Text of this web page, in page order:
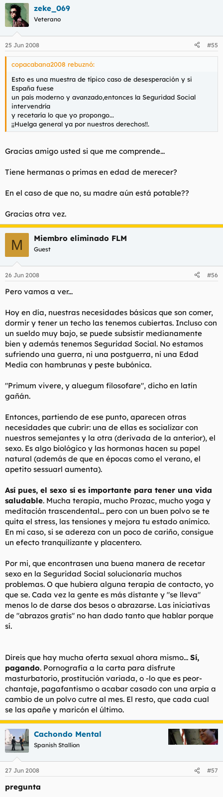
zeke_069
Veterano
25 Jun 2008 #55
copacabana2008 rebuznó:
Esto es una muestra de típico caso de desesperación y si
España fuese
un país moderno y avanzado,entonces la Seguridad Social
intervendría
y recetaría lo que yo propongo...
¡¡Huelga general ya por nuestros derechos!!.
Gracias amigo usted si que me comprende...
Tiene hermanas o primas en edad de merecer?
En el caso de que no, su madre aún está potable??
Gracias otra vez.
M Miembro eliminado FLM
Guest
26 Jun 2008 #56
Pero vamos a ver...
Hoy en día, nuestras necesidades básicas que son comer,
dormir y tener un techo las tenemos cubiertas. Incluso con
un sueldo muy bajo, se puede subsistir medianamente
bien y además tenemos Seguridad Social. No estamos
sufriendo una guerra, ni una postguerra, ni una Edad
Media con hambrunas y peste bubónica.
"Primum vivere, y aluegum filosofare", dicho en latín
gañán.
Entonces, partiendo de ese punto, aparecen otras
necesidades que cubrir: una de ellas es socializar con
nuestros semejantes y la otra (derivada de la anterior), el
sexo. Es algo biológico y las hormonas hacen su papel
natural (además de que en épocas como el verano, el
apetito sessuarl aumenta).
Así pues, el sexo sí es importante para tener una vida
saludable. Mucha terapia, mucho Prozac, mucho yoga y
meditación trascendental... pero con un buen polvo se te
quita el stress, las tensiones y mejora tu estado anímico.
En mi caso, si se adereza con un poco de cariño, consigue
un efecto tranquilizante y placentero.
Por mi, que encontrasen una buena manera de recetar
sexo en la Seguridad Social solucionaría muchos
problemas. O que hubiera alguna terapia de contacto, yo
que se. Cada vez la gente es más distante y "se lleva"
menos lo de darse dos besos o abrazarse. Las iniciativas
de "abrazos gratis" no han dado tanto que hablar porque
sí.
Direis que hay mucha oferta sexual ahora mismo... Sí,
pagando. Pornografía a la carta para disfrute
masturbatorio, prostitución variada, o -lo que es peor-
chantaje, pagafantismo o acabar casado con una arpía a
cambio de un polvo cutre al mes. El resto, que cada cual
se las apañe y maricón el último.
Cachondo Mental
Spanish Stallion
27 Jun 2008 #57
pregunta